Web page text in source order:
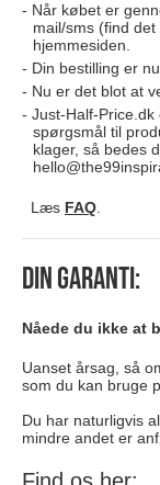
Når købet er
mail/sms (find
hjemmesiden.
Din bestilling er
Nu er det blot at
Just-Half-
spørgsmål til
klager, så bedes
Læs FAQ.
Din garanti:
Nåede du ikke at
Uanset årsag, så
som du kan bruge
Du har naturligvis
mindre andet er